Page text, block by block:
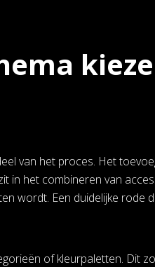
van het proces. Het
in het combineren van
wordt. Een duidelijke rode
of kleurpaletten. Dit